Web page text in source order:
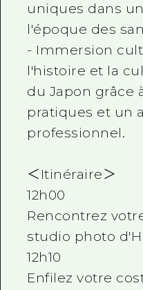
uniques dans
l'époque des
- Immersion
l'histoire et la
du Japon grâce
pratiques et un
professionnel.
＜Itinéraire＞
12h00
Rencontrez
studio photo
12h10
Enfilez votre